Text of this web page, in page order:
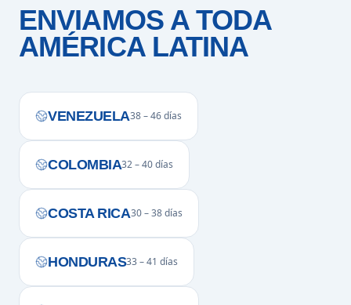
ENVIAMOS A TODA
AMÉRICA LATINA
VENEZUELA38 – 46 días
COLOMBIA32 – 40 días
COSTA RICA30 – 38 días
HONDURAS33 – 41 días